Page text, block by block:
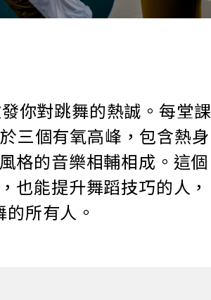
你對跳舞的熱誠。每堂課
三個有氧高峰，包含熱身
格的音樂相輔相成。這個
也能提升舞蹈技巧的人，
所有人。